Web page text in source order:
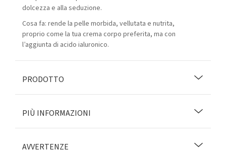
dolcezza e alla seduzione.
Cosa fa: rende la pelle morbida, vellutata e nutrita,
proprio come la tua crema corpo preferita, ma con
l’aggiunta di acido ialuronico.
PRODOTTO
PIÙ INFORMAZIONI
AVVERTENZE